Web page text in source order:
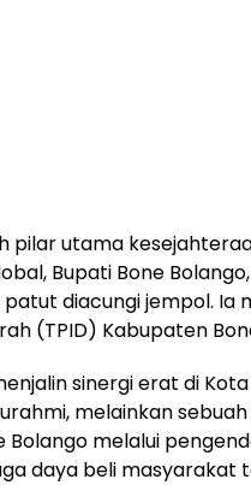
pilar utama
Bupati Bone
diacungi jempol. Ia
(TPID) Kabupaten
sinergi erat di
melainkan
Bolango melalui
daya beli masyarakat